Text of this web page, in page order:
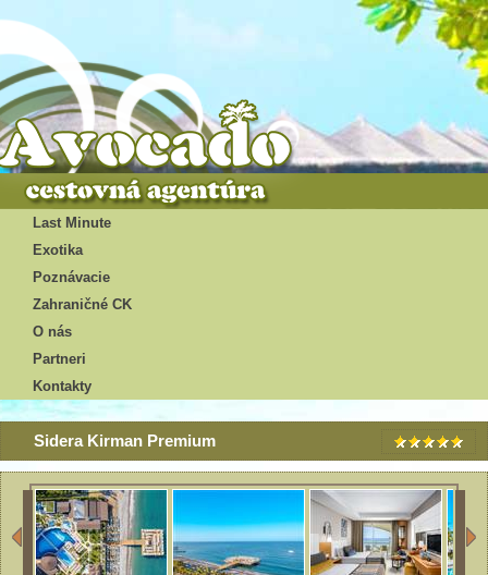
Last Minute
Exotika
Poznávacie
Zahraničné CK
O nás
Partneri
Kontakty
Sidera Kirman Premium